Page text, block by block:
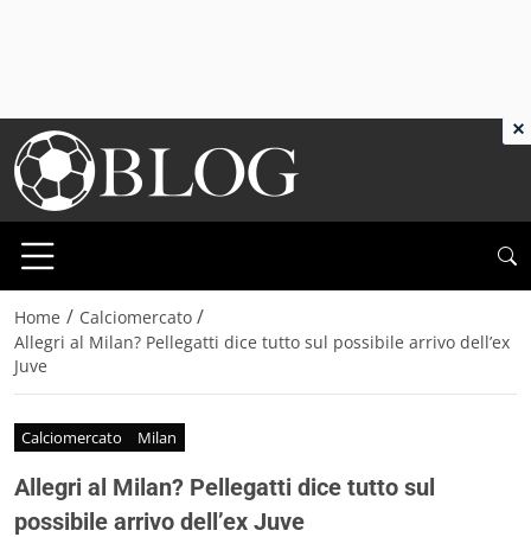
Home / Calciomercato /
Allegri al Milan? Pellegatti dice tutto sul possibile arrivo dell’ex
Juve
Calciomercato Milan
Allegri al Milan? Pellegatti dice tutto sul
possibile arrivo dell’ex Juve
×